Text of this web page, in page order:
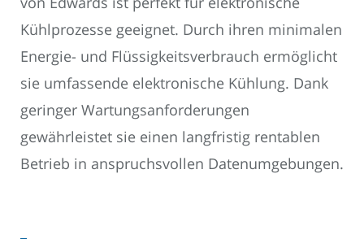
Kühlprozesse geeignet. Durch ihren minimalen
Energie- und Flüssigkeitsverbrauch ermöglicht
sie umfassende elektronische Kühlung. Dank
geringer Wartungsanforderungen
gewährleistet sie einen langfristig rentablen
Betrieb in anspruchsvollen Datenumgebungen.